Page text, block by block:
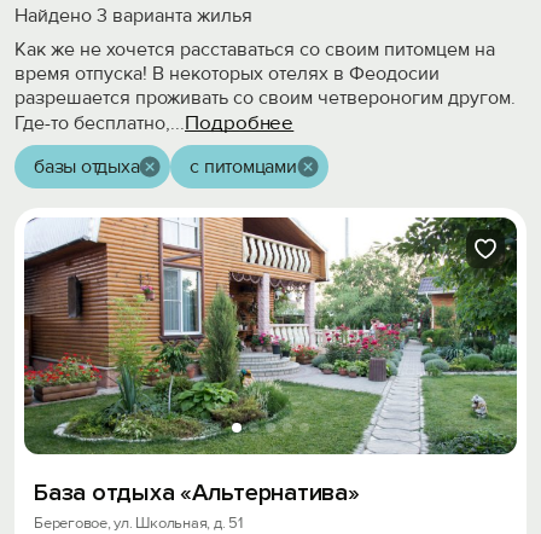
Найдено 3 варианта жилья
Как же не хочется расставаться со своим питомцем на
время отпуска! В некоторых отелях в Феодосии
разрешается проживать со своим четвероногим другом.
Где-то бесплатно,...Подробнее
базы отдыха с питомцами
База отдыха «Альтернатива»
Береговое, ул. Школьная, д. 51